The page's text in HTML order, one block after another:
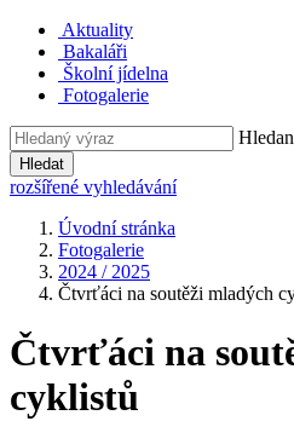
Aktuality
Bakaláři
Školní jídelna
Fotogalerie
Hledat
rozšířené vyhledávání
Úvodní stránka
Fotogalerie
2024 / 2025
Čtvrťáci na soutěži mladých
Čtvrťáci na
cyklistů